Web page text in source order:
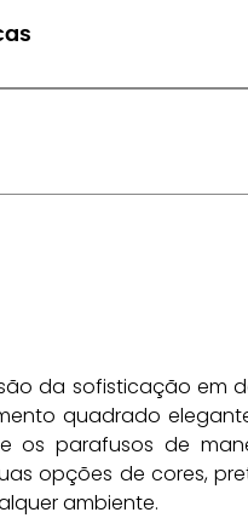
da sofisticação em
quadrado
os parafusos de
opções de cores,
ambiente.